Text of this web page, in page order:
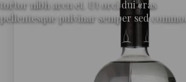
tortor nibh arcu et. Ut orci dui cras
pellentesque pulvinar semper sed